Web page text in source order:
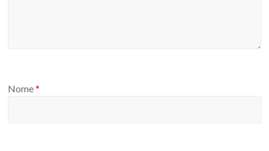
Nome*